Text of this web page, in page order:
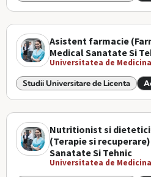
Asistent farmacie
Medical Sanatate Si
Universitatea de
Studii Universitare de Licenta
Nutritionist si
(Terapie si
Sanatate Si Tehnic
Universitatea de